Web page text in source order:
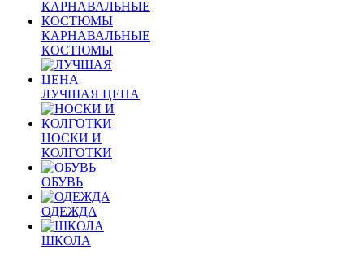
КАРНАВАЛЬНЫЕ
КОСТЮМЫ
ЛУЧШАЯ ЦЕНА
НОСКИ И
КОЛГОТКИ
ОБУВЬ
ОДЕЖДА
ШКОЛА